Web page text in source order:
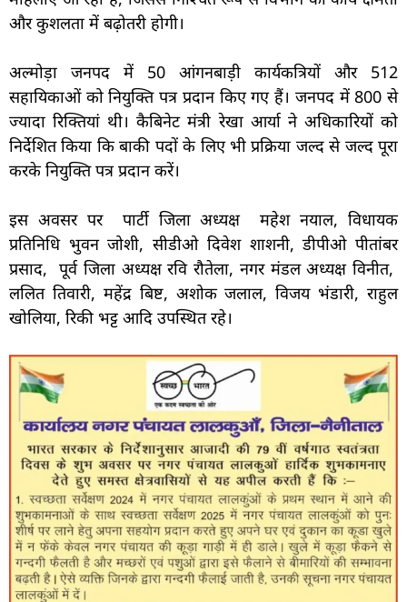
और कुशलता में बढ़ोतरी होगी।
अल्मोड़ा जनपद में 50 आंगनबाड़ी कार्यकत्रियों और 512
सहायिकाओं को नियुक्ति पत्र प्रदान किए गए हैं। जनपद में 800 से
ज्यादा रिक्तियां थी। कैबिनेट मंत्री रेखा आर्या ने अधिकारियों को
निर्देशित किया कि बाकी पदों के लिए भी प्रक्रिया जल्द से जल्द पूरा
करके नियुक्ति पत्र प्रदान करें।
इस अवसर पर पार्टी जिला अध्यक्ष महेश नयाल, विधायक
प्रतिनिधि भुवन जोशी, सीडीओ दिवेश शाशनी, डीपीओ पीतांबर
प्रसाद, पूर्व जिला अध्यक्ष रवि रौतेला, नगर मंडल अध्यक्ष विनीत,
ललित तिवारी, महेंद्र बिष्ट, अशोक जलाल, विजय भंडारी, राहुल
खोलिया, रिकी भट्ट आदि उपस्थित रहे।